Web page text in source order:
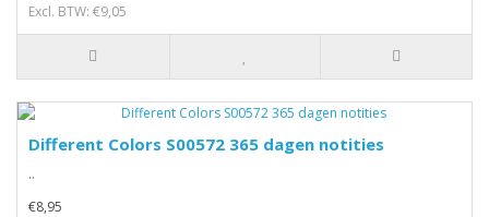
Excl. BTW: €9,05
Different Colors S00572 365 dagen notities
..
€8,95